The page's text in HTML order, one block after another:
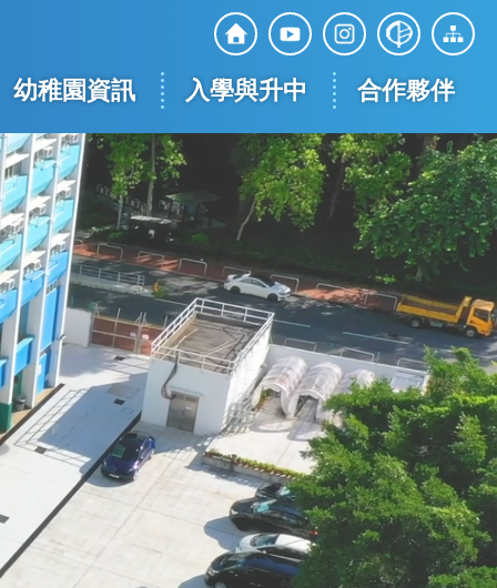
Top
Social
Media
幼稚園資訊 入學與升中 合作夥伴